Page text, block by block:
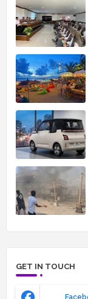
GET IN TOUCH